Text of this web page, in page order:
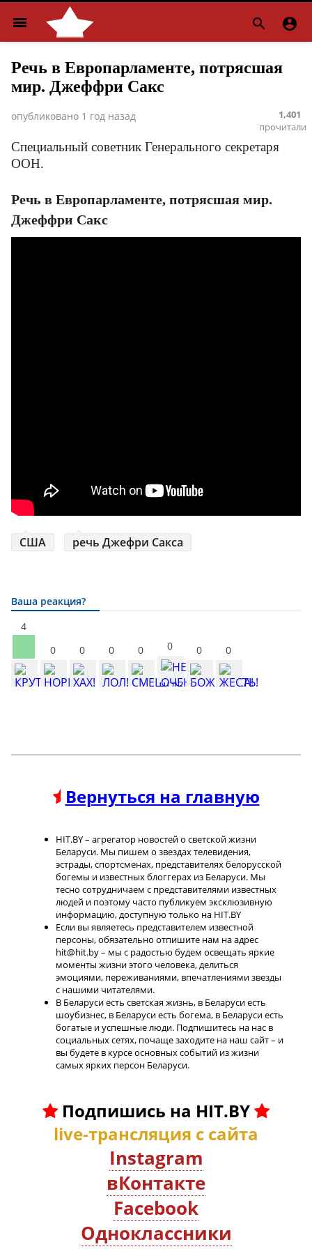
menu  
Речь в Европарламенте, потрясшая
мир. Джеффри Сакс
опубликовано 1 год назад
1,401
прочитали
Специальный советник Генерального секретаря
ООН.
Речь в Европарламенте, потрясшая мир.
Джеффри Сакс
США речь Джефри Сакса
Ваша реакция?
4
0
0 0 0 0 0 0
Вернуться на главную
HIT.BY – агрегатор новостей о светской жизни
Беларуси. Мы пишем о звездах телевидения,
эстрады, спортсменах, представителях белорусской
богемы и известных блоггерах из Беларуси. Мы
тесно сотрудничаем с представителями известных
людей и поэтому часто публикуем эксклюзивную
информацию, доступную только на HIT.BY
Если вы являетесь представителем известной
персоны, обязательно отпишите нам на адрес
hit@hit.by – мы с радостью будем освещать яркие
моменты жизни этого человека, делиться
эмоциями, переживаниями, впечатлениями звезды
с нашими читателями.
В Беларуси есть светская жизнь, в Беларуси есть
шоубизнес, в Беларуси есть богема, в Беларуси есть
богатые и успешные люди. Подпишитесь на нас в
социальных сетях, почаще заходите на наш сайт – и
вы будете в курсе основных событий из жизни
самых ярких персон Беларуси.
Подпишись на HIT.BY
live-трансляция с сайта
Instagram
вКонтакте
Facebook
Oдноклассники